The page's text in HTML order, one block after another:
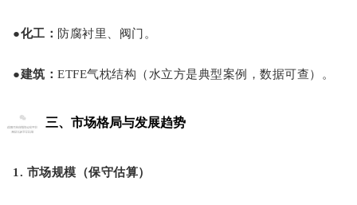
●化工 ： 防腐衬里、阀门。
●建筑 ： ETFE气枕结构（水立方是典型案例，数据可查）。
三、市场格局与发展趋势
1. 市场规模（保守估算）